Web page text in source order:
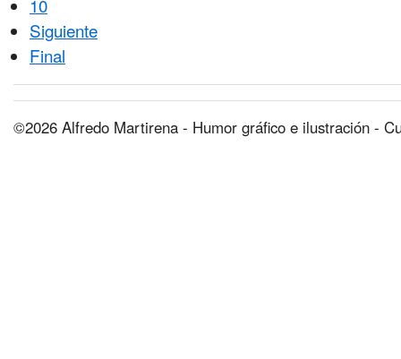
10
Siguiente
Final
©2026 Alfredo Martirena - Humor gráfico e ilustración -